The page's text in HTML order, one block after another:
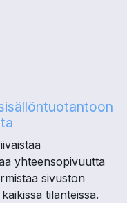
yhteensopivuutta
sivuston
tilanteissa.